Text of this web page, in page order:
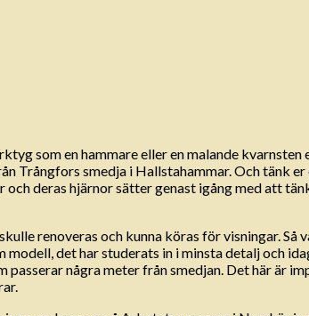
som en hammare eller en malande
Trångfors smedja i Hallstahammar. Och tänk
deras hjärnor sätter genast igång med att
renoveras och kunna köras för visningar. Så
det har studerats in i minsta detalj och
några meter från smedjan. Det här är